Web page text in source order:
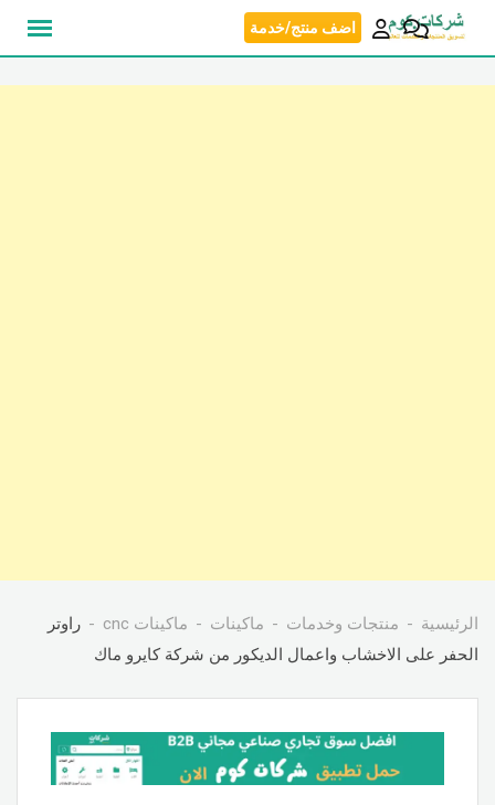
انتقل
اضف منتج/خدمة
الرئيسية منتجات وخدمات ماكينات ماكينات cnc
راوتر
الحفر على الاخشاب واعمال الديكور من شركة كايرو ماك